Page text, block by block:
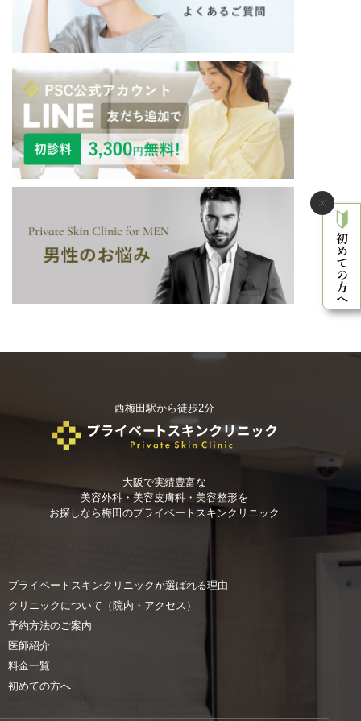
西梅田駅から徒歩2分
大阪で実績豊富な
美容外科・美容皮膚科・美容整形を
お探しなら梅田のプライベートスキンクリニック
プライベートスキンクリニックが選ばれる理由
クリニックについて（院内・アクセス）
予約方法のご案内
医師紹介
料金一覧
初めての方へ